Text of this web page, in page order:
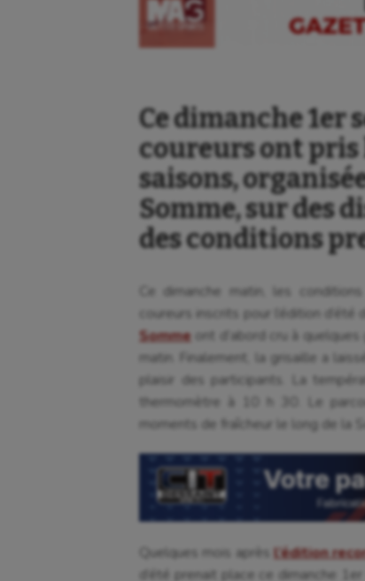
Ce dimanche 1er
coureurs ont pris
saisons,
Somme, sur des
des conditions
Ce dimanche matin, les
coureurs inscrits pour l’édition
Somme ont d’abord cru à
matin. Finalement, la grisaille a
plaisir des participants. La
thermomètre à 10 h 30. Le
moments de fraîcheur le long de la
Quelques mois après l’édition
d’été prenait place ce dimanche